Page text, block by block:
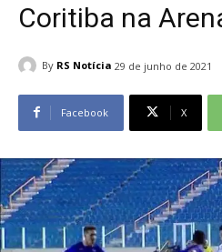
Coritiba na
By RS Notícia 29 de junho de 2021
Facebook X